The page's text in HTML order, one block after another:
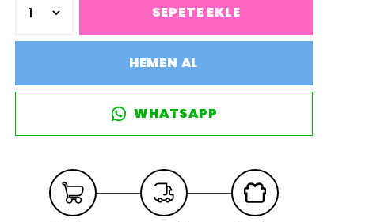
SEPETE EKLE
HEMEN AL
WHATSAPP